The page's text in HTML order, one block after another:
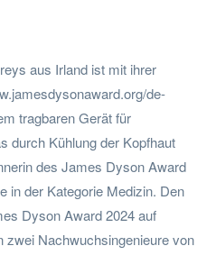
aus Irland ist mit ihrer
de-
tragbaren Gerät für
durch Kühlung der Kopfhaut
des James Dyson Award
in der Kategorie Medizin. Den
Dyson Award 2024 auf
zwei Nachwuchsingenieure von